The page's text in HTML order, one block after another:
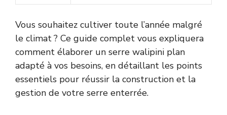
Vous souhaitez cultiver toute l’année malgré
le climat ? Ce guide complet vous expliquera
comment élaborer un serre walipini plan
adapté à vos besoins, en détaillant les points
essentiels pour réussir la construction et la
gestion de votre serre enterrée.